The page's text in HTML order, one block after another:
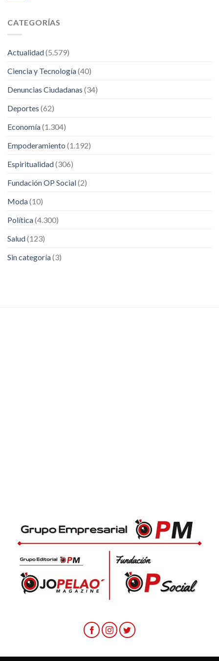
CATEGORÍAS
Actualidad(5.579)
Ciencia y Tecnología(40)
Denuncias Ciudadanas (34)
Deportes (62)
Economía(1.304)
Empoderamiento (1.192)
Espiritualidad(306)
Fundación OP Social(2)
Moda(10)
Política(4.300)
Salud(123)
Sin categoría(3)